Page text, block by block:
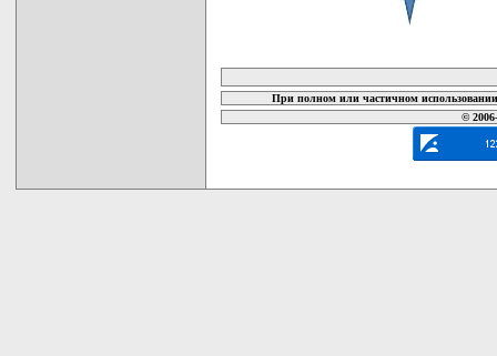
При полном или частичном
©